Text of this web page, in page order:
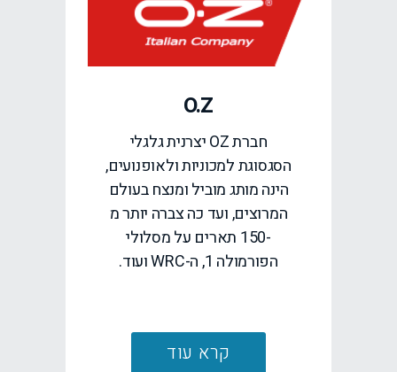
O.Z
חברת OZ יצרנית גלגלי
הסגסוגת למכוניות ולאופנועים,
הינה מותג מוביל ומנצח בעולם
המרוצים, ועד כה צברה יותר מ
-150 תארים על מסלולי
הפורמולה 1, ה-WRC ועוד.
קרא עוד